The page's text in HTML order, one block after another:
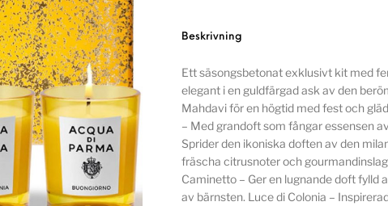
Beskrivning
Ett säsongsbetonat exklusivt kit med
elegant i en guldfärgad ask av den
Mahdavi för en högtid med fest och
– Med grandoft som fångar essensen
Sprider den ikoniska doften av den
fräscha citrusnoter och
Caminetto – Ger en lugnande doft fylld
av bärnsten. Luce di Colonia –